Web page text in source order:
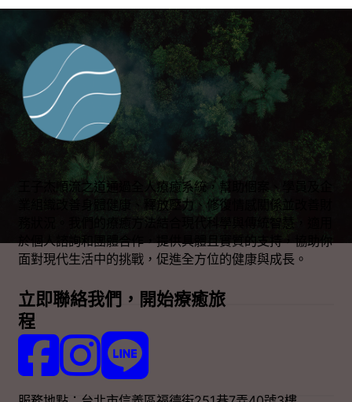
王子杰順流之道通過全人療癒系統，幫助個案、學員及企
業組織改善身體健康、釋放壓力、修復情感關係並改善財
務狀況。我們的療癒方法結合現代科學與傳統智慧，適用
於個人諮詢和團體合作，提供具體且實質的支持，協助你
面對現代生活中的挑戰，促進全方位的健康與成長。
立即聯絡我們，開始療癒旅
程
Follow us on Facebook
Follow us on Instagram
Follow us on LINE